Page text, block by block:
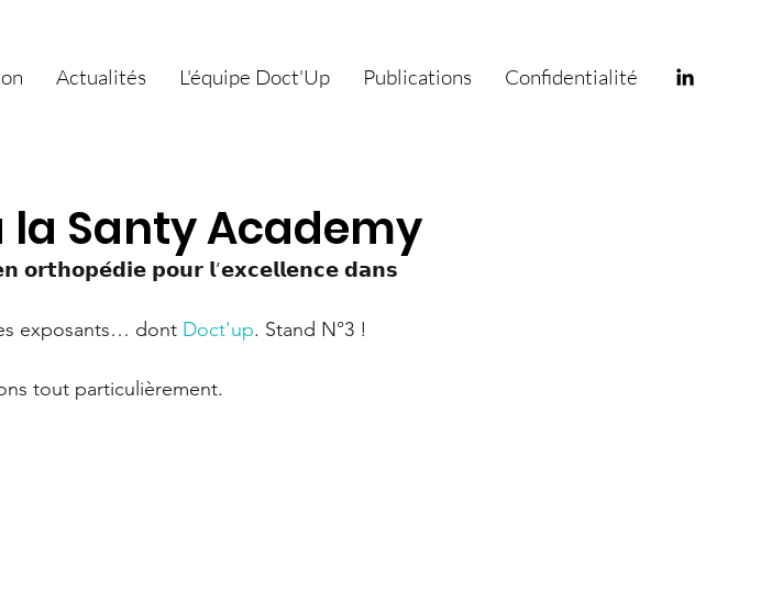
Actualités L'équipe Doct'Up Publications Confidentialité
la Santy Academy
𝗼𝗿𝘁𝗵𝗼𝗽𝗲́𝗱𝗶𝗲 𝗽𝗼𝘂𝗿 𝗹’𝗲𝘅𝗰𝗲𝗹𝗹𝗲𝗻𝗰𝗲 𝗱𝗮𝗻𝘀
exposants… dont Doct'up. Stand N°3 !
tout particulièrement.